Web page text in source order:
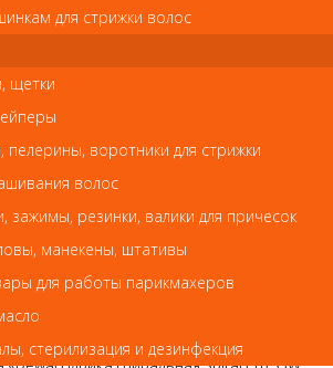
для стрижки волос
щетки
воротники для стрижки
волос
зажимы, резинки, валики для причесок
манекены, штативы
для работы парикмахеров
стерилизация и дезинфекция